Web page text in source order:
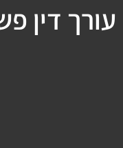
עורך דין